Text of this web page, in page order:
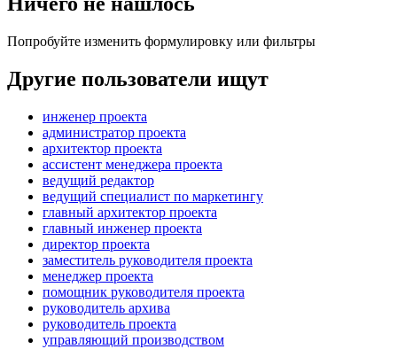
Попробуйте изменить формулировку или фильтры
Другие пользователи ищут
инженер проекта
администратор проекта
архитектор проекта
ассистент менеджера проекта
ведущий редактор
ведущий специалист по маркетингу
главный архитектор проекта
главный инженер проекта
директор проекта
заместитель руководителя проекта
менеджер проекта
помощник руководителя проекта
руководитель архива
руководитель проекта
управляющий производством